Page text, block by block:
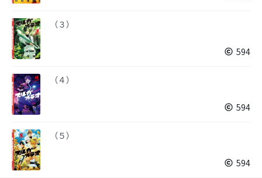
（３）
594
（４）
594
（５）
594